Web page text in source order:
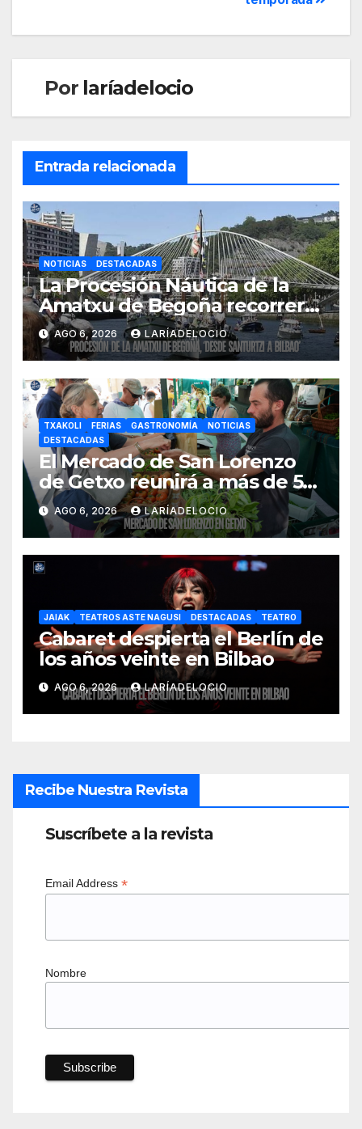
Por laríadelocio
Entrada relacionada
NOTICIAS DESTACADAS
La Procesión Náutica de la
Amatxu de Begoña recorrerá
la ría el 14 de agosto con siete
embarcaciones
AGO 6, 2026 LARÍADELOCIO
TXAKOLI FERIAS GASTRONOMÍA
NOTICIAS
DESTACADAS
El Mercado de San Lorenzo
de Getxo reunirá a más de 50
productores del País Vasco
AGO 6, 2026 LARÍADELOCIO
JAIAK TEATROS ASTE NAGUSI DESTACADAS TEATRO
Cabaret despierta el Berlín de
los años veinte en Bilbao
AGO 6, 2026 LARÍADELOCIO
Recibe Nuestra Revista
Suscríbete a la revista
Email Address *
Nombre